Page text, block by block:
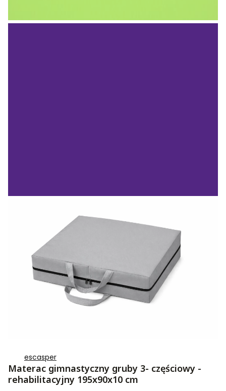
escasper
Materac gimnastyczny gruby 3- częściowy -
rehabilitacyjny 195x90x10 cm